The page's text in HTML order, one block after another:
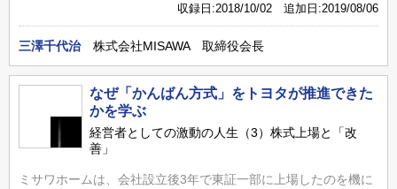
収録日:2018/10/02 追加日:2019/08/06
三澤千代治 株式会社MISAWA 取締役会長
なぜ「かんばん方式」をトヨタが推進できた
かを学ぶ
経営者としての激動の人生（3）株式上場と「改
善」
ミサワホームは、会社設立後3年で東証一部に上場したのを機に